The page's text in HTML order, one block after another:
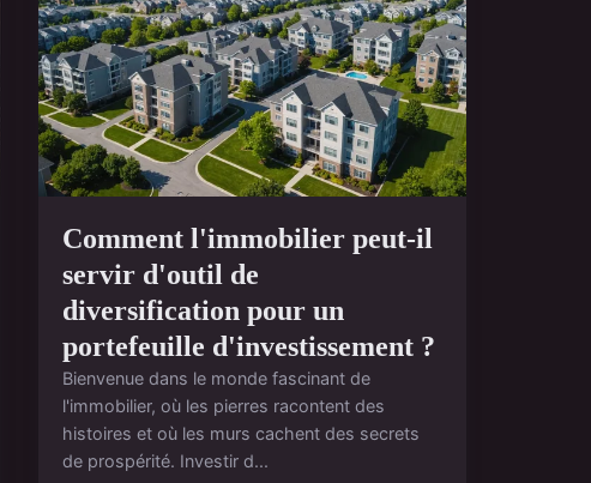
Comment l'immobilier peut-il
servir d'outil de
diversification pour un
portefeuille d'investissement ?
Bienvenue dans le monde fascinant de
l'immobilier, où les pierres racontent des
histoires et où les murs cachent des secrets
de prospérité. Investir d...